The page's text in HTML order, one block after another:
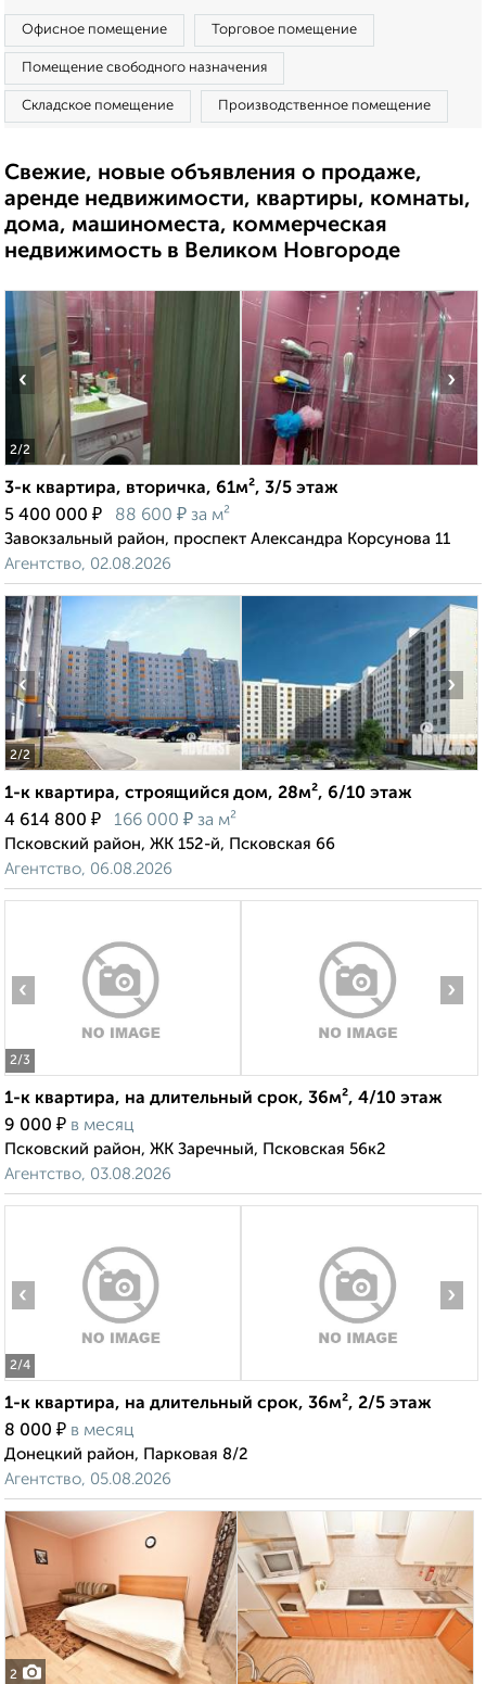
Офисное помещение Торговое помещение
Помещение свободного назначения
Складское помещение Производственное помещение
Свежие, новые объявления о продаже,
аренде недвижимости, квартиры, комнаты,
дома, машиноместа, коммерческая
недвижимость в Великом Новгороде
2/2
‹ ›
3-к квартира, вторичка, 61м², 3/5 этаж
5 400 000 ₽ 88 600 ₽ за м²
Завокзальный район, проспект Александра Корсунова 11
Агентство, 02.08.2026
2/2
‹ ›
1-к квартира, строящийся дом, 28м², 6/10 этаж
4 614 800 ₽ 166 000 ₽ за м²
Псковский район, ЖК 152-й, Псковская 66
Агентство, 06.08.2026
2/3
‹ ›
1-к квартира, на длительный срок, 36м², 4/10 этаж
9 000 ₽ в месяц
Псковский район, ЖК Заречный, Псковская 56к2
Агентство, 03.08.2026
2/4
‹ ›
1-к квартира, на длительный срок, 36м², 2/5 этаж
8 000 ₽ в месяц
Донецкий район, Парковая 8/2
Агентство, 05.08.2026
2